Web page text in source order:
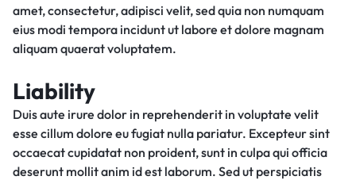
amet, consectetur, adipisci velit, sed quia non numquam
eius modi tempora incidunt ut labore et dolore magnam
aliquam quaerat voluptatem.
Liability
Duis aute irure dolor in reprehenderit in voluptate velit
esse cillum dolore eu fugiat nulla pariatur. Excepteur sint
occaecat cupidatat non proident, sunt in culpa qui officia
deserunt mollit anim id est laborum. Sed ut perspiciatis